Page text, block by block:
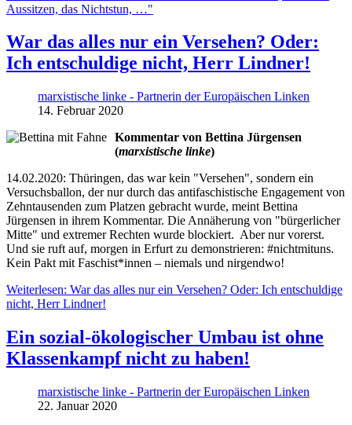
Aussitzen, das Nichtstun, …"
War das alles nur ein Versehen? Oder:
Ich entschuldige nicht, Herr Lindner!
marxistische linke - Partnerin der Europäischen Linken
14. Februar 2020
Kommentar von Bettina Jürgensen
(marxistische linke)
14.02.2020: Thüringen, das war kein "Versehen", sondern ein
Versuchsballon, der nur durch das antifaschistische Engagement von
Zehntausenden zum Platzen gebracht wurde, meint Bettina
Jürgensen in ihrem Kommentar. Die Annäherung von "bürgerlicher
Mitte" und extremer Rechten wurde blockiert. Aber nur vorerst.
Und sie ruft auf, morgen in Erfurt zu demonstrieren: #nichtmituns.
Kein Pakt mit Faschist*innen – niemals und nirgendwo!
Weiterlesen: War das alles nur ein Versehen? Oder: Ich entschuldige
nicht, Herr Lindner!
Ein sozial-ökologischer Umbau ist ohne
Klassenkampf nicht zu haben!
marxistische linke - Partnerin der Europäischen Linken
22. Januar 2020